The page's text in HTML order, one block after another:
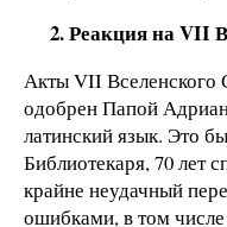
2. Реакция на VII
Акты VII Вселенского
одобрен Папой
латинский язык. Это
Библиотекаря, 70 лет
крайне неудачный
ошибками, в том